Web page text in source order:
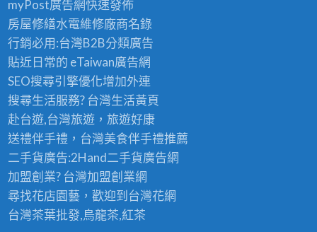
myPost廣告網快速發佈
房屋修繕水電維修廠商名錄
行銷必用:台灣B2B分類廣告
貼近日常的 eTaiwan廣告網
SEO搜尋引擎優化增加外連
搜尋生活服務? 台灣生活黃頁
赴台遊,台灣旅遊，旅遊好康
送禮伴手禮，台灣美食伴手禮推薦
二手貨廣告:2Hand二手貨廣告網
加盟創業? 台灣加盟創業網
尋找花店園藝，歡迎到 台灣花網
台灣茶葉批發,烏龍茶,紅茶